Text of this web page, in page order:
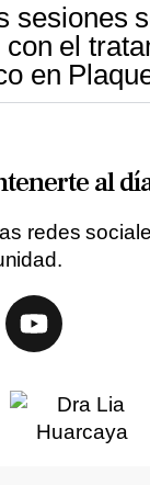
sesiones
el
en
al
redes